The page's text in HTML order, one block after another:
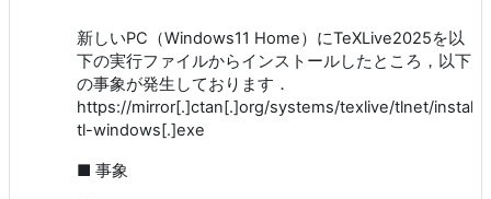
新しいPC（Windows11 Home）にTeXLive2025を以
下の実行ファイルからインストールしたところ，以下
の事象が発生しております．
https://mirror[.]ctan[.]org/systems/texlive/tlnet/install-
tl-windows[.]exe
■ 事象